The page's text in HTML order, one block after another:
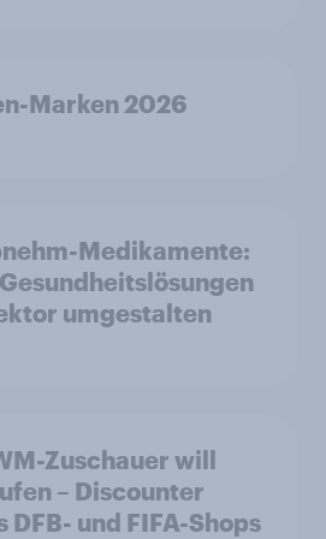
Marken 2026
Medikamente:
umgestalten
Zuschauer will
– Discounter
und FIFA-Shops